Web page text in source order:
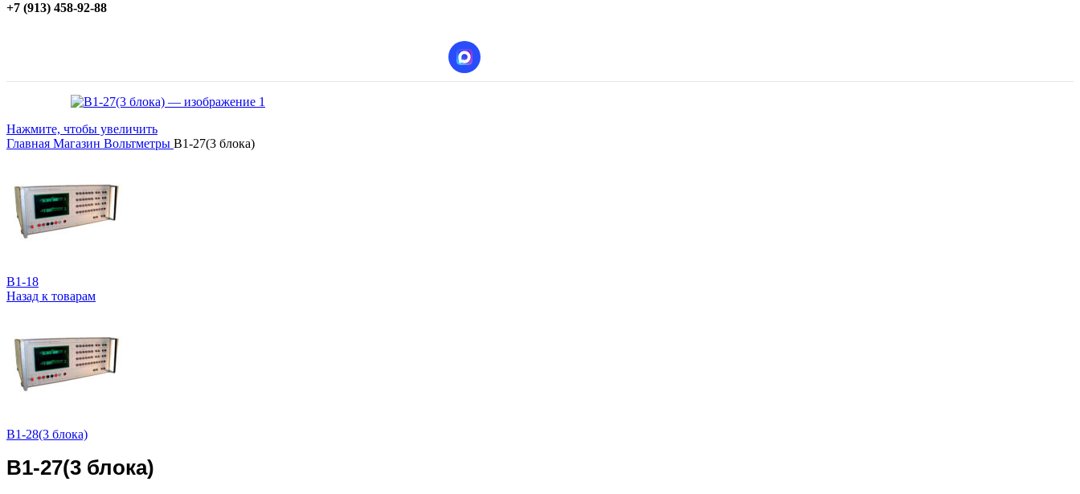
+7 (913) 458-92-88
Нажмите, чтобы увеличить
Главная Магазин Вольтметры В1-27(3 блока)
В1-18
Назад к товарам
В1-28(3 блока)
В1-27(3 блока)